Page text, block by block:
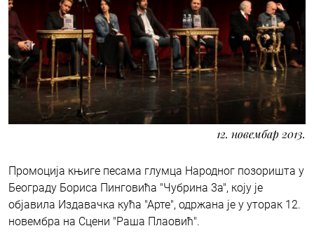
12. новембар 2013.
Промоција књиге песама глумца Народног позоришта у
Београду Бориса Пинговића "Чубрина 3а", коју је
објавила Издавачка кућа "Арте", одржана је у уторак 12.
новембра на Сцени "Раша Плаовић".